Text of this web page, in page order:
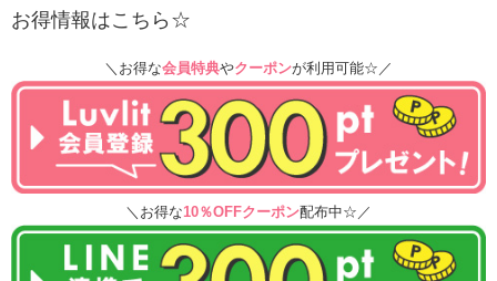
お得情報はこちら☆
＼お得な会員特典やクーポンが利用可能☆／
＼お得な10％OFFクーポン配布中☆／